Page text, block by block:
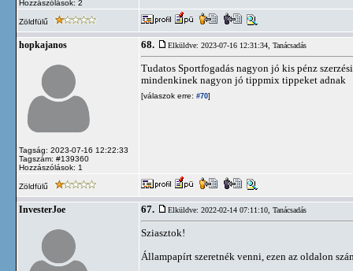
Hozzászólások: 2
Zöldfülű
hopkajanos
Tagság: 2023-07-16 12:22:33
Tagszám: #139360
Hozzászólások: 1
68. Elküldve: 2023-07-16 12:31:34, Tanácsadás
Tudatos Sportfogadás nagyon jó kis pénz
mindenkinek nagyon jó tippmix tippeket adnak
[válaszok erre: #70]
Zöldfülű
InvesterJoe 67. Elküldve: 2022-02-14 07:11:10, Tanácsadás
Sziasztok!
Állampapírt szeretnék venni, ezen az oldalon